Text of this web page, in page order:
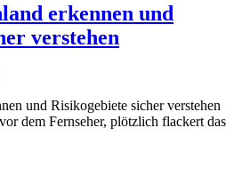
erkennen und
verstehen
und Risikogebiete sicher verstehen
dem Fernseher, plötzlich flackert das